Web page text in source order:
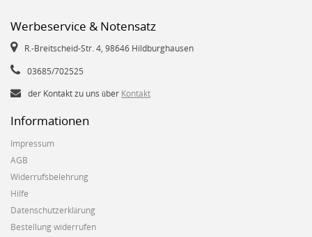
Werbeservice & Notensatz
R.-Breitscheid-Str. 4, 98646 Hildburghausen
03685/702525
der Kontakt zu uns über Kontakt
Informationen
Impressum
AGB
Widerrufsbelehrung
Hilfe
Datenschutzerklärung
Bestellung widerrufen